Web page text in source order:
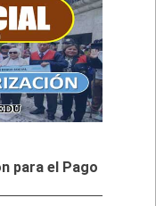
para el Pago